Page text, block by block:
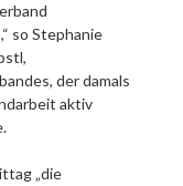
so Stephanie
der damals
aktiv
„die